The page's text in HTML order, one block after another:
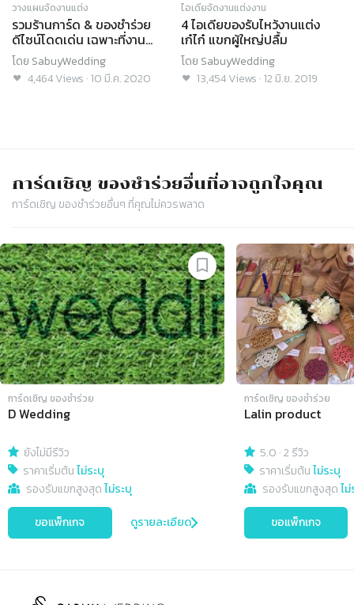
วางแผนจัดงานแต่ง
รวมร้านการ์ด & ของชำร่วย
ดีไซน์โดดเด่น เฉพาะที่งาน
SabuyWedding Festival
2020!
โดย SabuyWedding
4,464Views ·10 มี.ค. 2020
ไอเดียจัดงานแต่งงาน
4 ไอเดียของรับไหว้งานแต่ง
เก๋ไก๋ แขกผู้ใหญ่ปลื้ม
โดย SabuyWedding
13,454Views ·12 มิ.ย. 2019
การ์ดเชิญ​ ของชำร่วยอื่นที่อาจถูกใจคุณ
การ์ดเชิญ​ ของชำร่วยอื่นๆ ที่คุณไม่ควรพลาด
Slide 1 of 4
การ์ดเชิญ​ ของชำร่วย
D Wedding
ยังไม่มีรีวิว
ราคาเริ่มต้นไม่ระบุ
รองรับแขกสูงสุดไม่ระบุ
ขอแพ็กเกจ ดูรายละเอียด
การ์ดเชิญ​ ของชำร่วย
Lalin product
5.0 ·2 รีวิว
ราคาเริ่มต้นไม่ระบุ
รองรับแขกสูงสุดไ
ขอแพ็กเกจ